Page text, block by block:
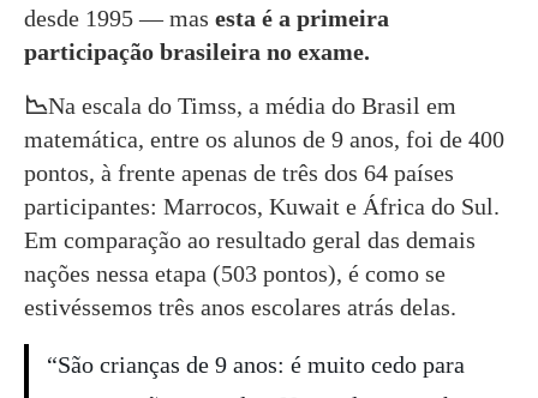
desde 1995 — mas esta é a primeira
participação brasileira no exame.
📉Na escala do Timss, a média do Brasil em
matemática, entre os alunos de 9 anos, foi de 400
pontos, à frente apenas de três dos 64 países
participantes: Marrocos, Kuwait e África do Sul.
Em comparação ao resultado geral das demais
nações nessa etapa (503 pontos), é como se
estivéssemos três anos escolares atrás delas.
“São crianças de 9 anos: é muito cedo para